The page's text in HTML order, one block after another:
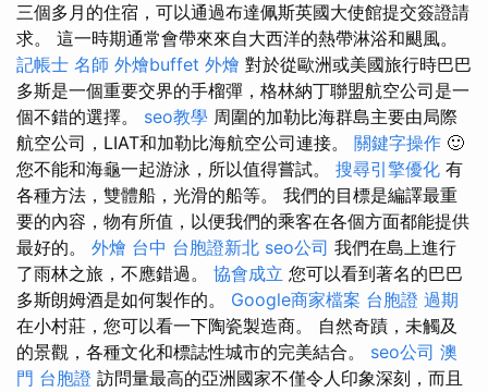
三個多月的住宿，可以通過布達佩斯英國大使館提交簽證請
求。 這一時期通常會帶來來自大西洋的熱帶淋浴和颶風。
記帳士 名師 外燴buffet 外燴 對於從歐洲或美國旅行時巴巴
多斯是一個重要交界的手榴彈，格林納丁聯盟航空公司是一
個不錯的選擇。 seo教學 周圍的加勒比海群島主要由局際
航空公司，LIAT和加勒比海航空公司連接。 關鍵字操作 🙂
您不能和海龜一起游泳，所以值得嘗試。 搜尋引擎優化 有
各種方法，雙體船，光滑的船等。 我們的目標是編譯最重
要的內容，物有所值，以便我們的乘客在各個方面都能提供
最好的。 外燴 台中 台胞證新北 seo公司 我們在島上進行
了雨林之旅，不應錯過。 協會成立 您可以看到著名的巴巴
多斯朗姆酒是如何製作的。 Google商家檔案 台胞證 過期
在小村莊，您可以看一下陶瓷製造商。 自然奇蹟，未觸及
的景觀，各種文化和標誌性城市的完美結合。 seo公司 澳
門 台胞證 訪問量最高的亞洲國家不僅令人印象深刻，而且